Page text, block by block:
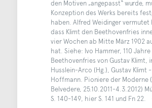
den Motiven „angepasst“ wurde,
Konzeption des Werks bereits
haben. Alfred Weidinger vermutet
dass Klimt den Beethovenfries
vier Wochen ab Mitte März 1902
hat. Siehe: Ivo Hammer, 110 Jahre
Beethovenfries von Gustav Klimt,
Husslein-Arco (Hg.), Gustav Klimt
Hoffmann. Pioniere der Moderne
Belvedere, 25.10.2011-4.3.2012)
S. 140-149, hier S. 141 und Fn 22.